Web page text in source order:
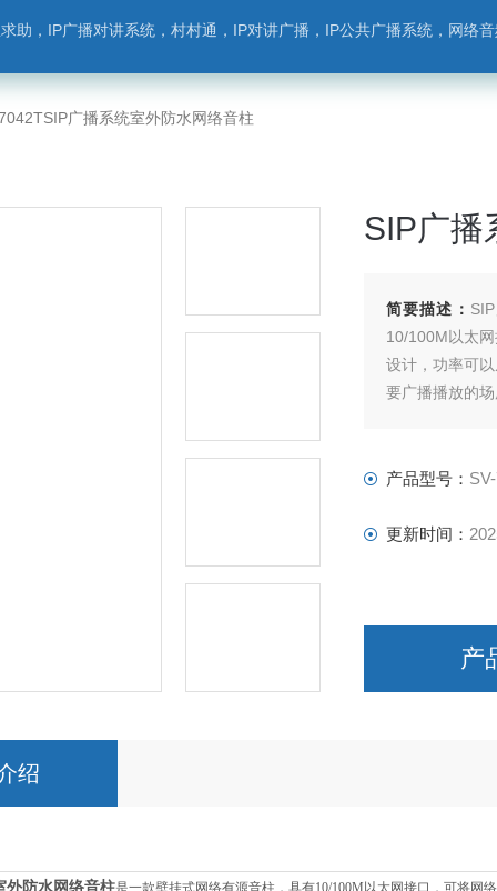
，村村通，IP对讲广播，IP公共广播系统，网络音频模块，银行对讲，背景音乐，网络录播，班
广播系统室外防水网络音柱
SIP广播
简要描述：
10/100M以太
设计，功率可
要广播播放的
产品型号：
更新时间：
产
绍
外防水网络音柱是一款壁挂式网络有源音柱，具有10/100M以太网接口，可将网